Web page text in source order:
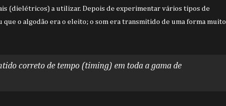
(dielétricos) a utilizar. Depois de experimentar vários tipos de
o algodão era o eleito; o som era transmitido de uma forma muito
correto de tempo (timing) em toda a gama de